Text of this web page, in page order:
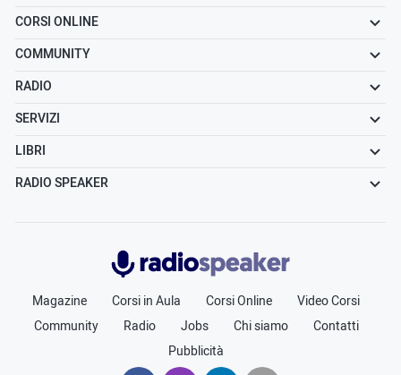
CORSI ONLINE
COMMUNITY
RADIO
SERVIZI
LIBRI
RADIO SPEAKER
Radiospeaker.it
Magazine Corsi in Aula Corsi Online
Video Corsi
Community
Radio Jobs Chi siamo
Contatti
Pubblicità